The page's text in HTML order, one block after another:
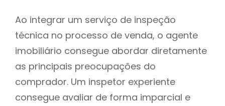
Ao integrar um serviço de inspeção
técnica no processo de venda, o agente
imobiliário consegue abordar diretamente
as principais preocupações do
comprador. Um inspetor experiente
consegue avaliar de forma imparcial e